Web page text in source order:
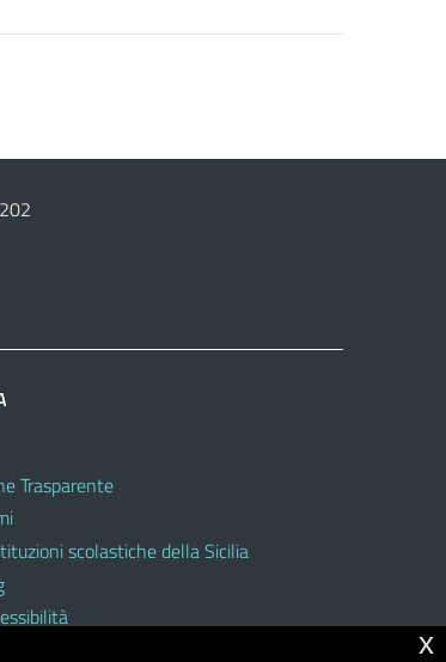
202
Trasparente
scolastiche della Sicilia
x